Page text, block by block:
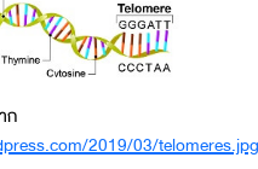
ก
2019/03/telomeres.jpg